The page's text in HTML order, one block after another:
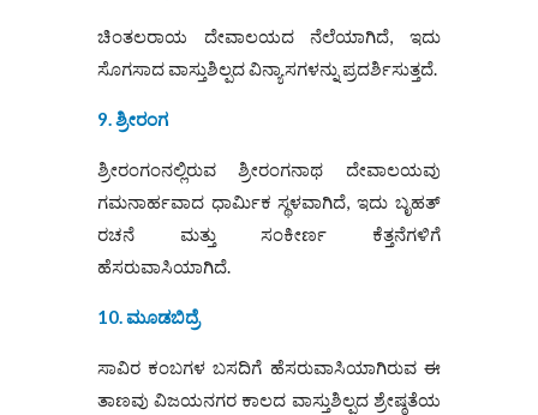
ಚಿಂತಲರಾಯ ದೇವಾಲಯದ ನೆಲೆಯಾಗಿದೆ, ಇದು
ಸೊಗಸಾದ ವಾಸ್ತುಶಿಲ್ಪದ ವಿನ್ಯಾಸಗಳನ್ನು ಪ್ರದರ್ಶಿಸುತ್ತದೆ.
9. ಶ್ರೀರಂಗ
ಶ್ರೀರಂಗಂನಲ್ಲಿರುವ ಶ್ರೀರಂಗನಾಥ ದೇವಾಲಯವು
ಗಮನಾರ್ಹವಾದ ಧಾರ್ಮಿಕ ಸ್ಥಳವಾಗಿದೆ, ಇದು ಬೃಹತ್
ರಚನೆ ಮತ್ತು ಸಂಕೀರ್ಣ ಕೆತ್ತನೆಗಳಿಗೆ
ಹೆಸರುವಾಸಿಯಾಗಿದೆ.
10. ಮೂಡಬಿದ್ರೆ
ಸಾವಿರ ಕಂಬಗಳ ಬಸದಿಗೆ ಹೆಸರುವಾಸಿಯಾಗಿರುವ ಈ
ತಾಣವು ವಿಜಯನಗರ ಕಾಲದ ವಾಸ್ತುಶಿಲ್ಪದ ಶ್ರೇಷ್ಠತೆಯ